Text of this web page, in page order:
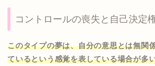
コントロールの喪失と自己決定
このタイプの夢は、自分の意思とは無関
ているという感覚を表している場合が多